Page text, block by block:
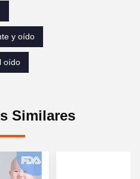
y oído
oído
Similares